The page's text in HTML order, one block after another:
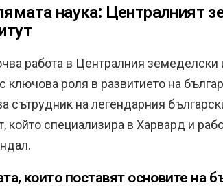
наука: Централният
работа в Централния земеделски
ключова роля в развитието на
сътрудник на легендарния
който специализира в Харвард и
които поставят основите на